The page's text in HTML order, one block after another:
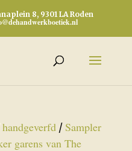
8, 9301 LA Roden
handgeverfd/ Sampler
garens van The